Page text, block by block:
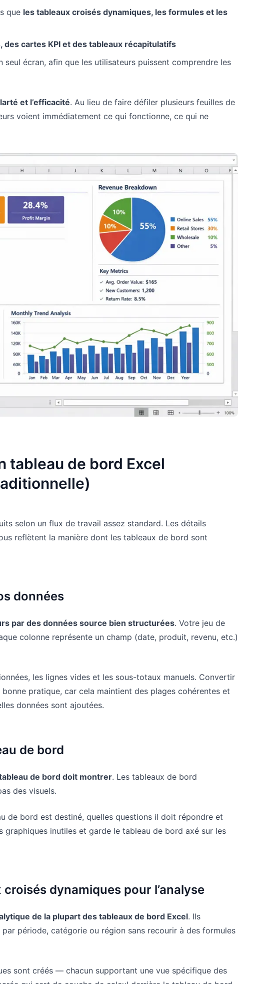
que les tableaux croisés dynamiques, les formules et les
des cartes KPI et des tableaux récapitulatifs
écran, afin que les utilisateurs puissent comprendre les
et l’efficacité. Au lieu de faire défiler plusieurs feuilles de
voient immédiatement ce qui fonctionne, ce qui ne
tableau de bord Excel
selon un flux de travail assez standard. Les détails
reflètent la manière dont les tableaux de bord sont
données
par des données source bien structurées. Votre jeu de
colonne représente un champ (date, produit, revenu, etc.)
les lignes vides et les sous-totaux manuels. Convertir
pratique, car cela maintient des plages cohérentes et
données sont ajoutées.
de bord
de bord doit montrer. Les tableaux de bord
des visuels.
de bord est destiné, quelles questions il doit répondre et
inutiles et garde le tableau de bord axé sur les
dynamiques pour l’analyse
de la plupart des tableaux de bord Excel. Ils
période, catégorie ou région sans recourir à des formules
sont créés — chacun supportant une vue spécifique des